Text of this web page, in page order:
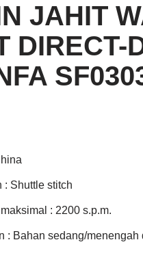
JAHIT
DIRECT-
: Shuttle stitch
: 2200 s.p.m.
: Bahan sedang/menengah